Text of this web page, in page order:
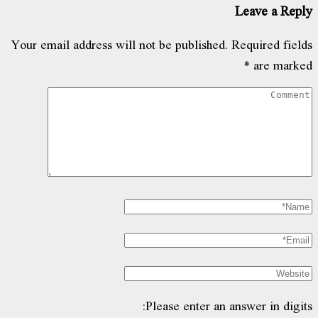
Leave a Reply
Your email address will not be published. Required fields
are marked
*
Please enter an answer in digits: